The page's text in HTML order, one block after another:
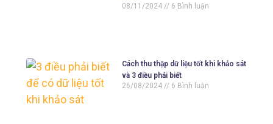
08/11/2024
6 Bình luận
Cách thu thập dữ liệu tốt khi khảo sát
và 3 điều phải biết
26/08/2024
6 Bình luận